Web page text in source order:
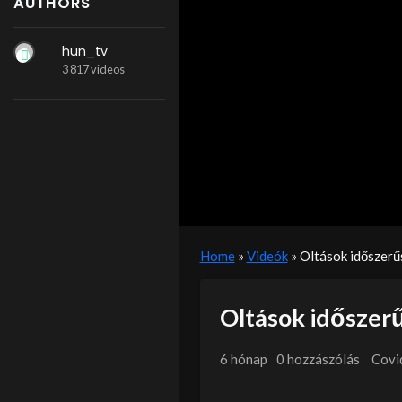
hun_tv
3 817 videos
Home» Videók» Oltások
Oltások
6 hónap 0 hozzászólás